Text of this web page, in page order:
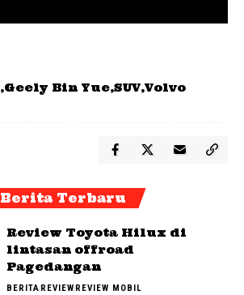
Geely Bin Yue SUV Volvo
Berita Terbaru
Review Toyota Hilux di
lintasan offroad
Pagedangan
BERITAREVIEWREVIEW MOBIL